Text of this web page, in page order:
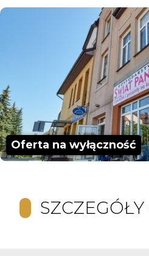
Oferta na wyłączność
SZCZEGÓŁY